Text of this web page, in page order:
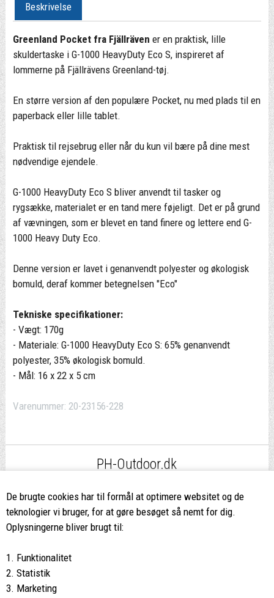
De brugte cookies har til formål at optimere websitet og de
teknologier vi bruger, for at gøre besøget så nemt for dig.
Oplysningerne bliver brugt til:
1. Funktionalitet
2. Statistik
3. Marketing
Beskrivelse
Greenland Pocket fra Fjällräven er en praktisk, lille
skuldertaske i G-1000 HeavyDuty Eco S, inspireret af
lommerne på Fjällrävens Greenland-tøj.
En større version af den populære Pocket, nu med plads til en
paperback eller lille tablet.
Praktisk til rejsebrug eller når du kun vil bære på dine mest
nødvendige ejendele.
G-1000 HeavyDuty Eco S bliver anvendt til tasker og
rygsække, materialet er en tand mere føjeligt. Det er på grund
af vævningen, som er blevet en tand finere og lettere end G-
1000 Heavy Duty Eco.
Denne version er lavet i genanvendt polyester og økologisk
bomuld, deraf kommer betegnelsen "Eco"
Tekniske specifikationer:
- Vægt: 170g
- Materiale: G-1000 HeavyDuty Eco S: 65% genanvendt
polyester, 35% økologisk bomuld.
- Mål: 16 x 22 x 5 cm
Varenummer: 20-23156-228
PH-Outdoor.dk
ved køb over 499,-*
8662 2113